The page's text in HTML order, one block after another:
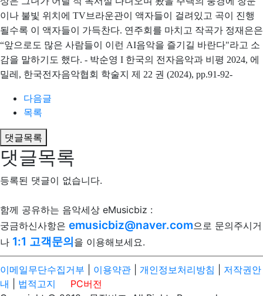
이나 불빛 위치에 TV브라운관이 액자들이 걸려있고 곡이 진행
될수록 이 액자들이 가득찬다. 연주회를 마치고 작곡가 정재은은
“앞으로도 많은 사람들이 이런 AI음악을 즐기길 바란다"라고 소
감을 말하기도 했다. - 박순영 I 한국의 전자음악과 비평 2024, 에
밀레, 한국전자음악협회 학술지 제 22 권 (2024), pp.91-92-
다음글
목록
댓글목록
댓글목록
등록된 댓글이 없습니다.
함께 공유하는 음악세상 eMusicbiz :
궁금하신사항은 emusicbiz@naver.com으로 문의주시거
나 1:1 고객문의을 이용해보세요.
이메일무단수집거부 이용약관 개인정보처리방침
저작권안
내
법적고지
PC버전